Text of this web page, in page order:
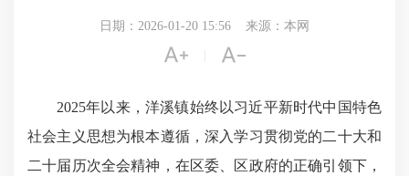
日期：2026-01-20 15:56 来源：本网
 
2025年以来，洋溪镇始终以习近平新时代中国特色
社会主义思想为根本遵循，深入学习贯彻党的二十大和
二十届历次全会精神，在区委、区政府的正确引领下，